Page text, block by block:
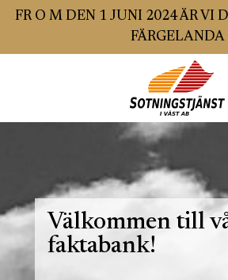
FR O M DEN 1 JUNI 2024 ÄR VI
FÄRGELANDA
Brandskyddskontroll
Välkommen till
faktabank!